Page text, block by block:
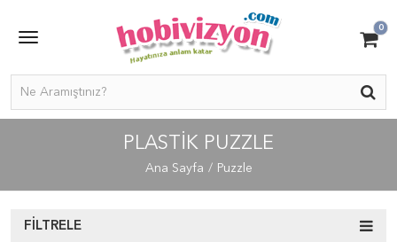
0
PLASTIK PUZZLE
Ana Sayfa Puzzle
FILTRELE